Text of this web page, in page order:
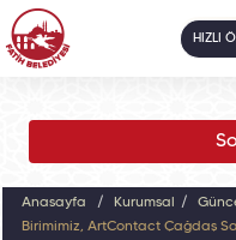
HIZLI
Anasayfa Kurumsal
Birimimiz, ArtContact Çağdaş